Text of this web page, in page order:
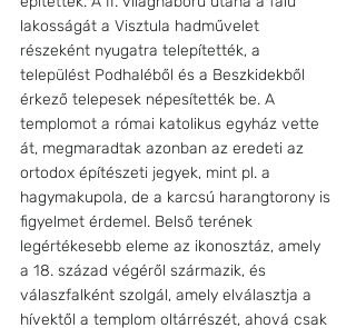
lakosságát a Visztula hadművelet
részeként nyugatra telepítették, a
települést Podhaléből és a Beszkidekből
érkező telepesek népesítették be. A
templomot a római katolikus egyház vette
át, megmaradtak azonban az eredeti az
ortodox építészeti jegyek, mint pl. a
hagymakupola, de a karcsú harangtorony is
figyelmet érdemel. Belső terének
legértékesebb eleme az ikonosztáz, amely
a 18. század végéről származik, és
válaszfalként szolgál, amely elválasztja a
hívektől a templom oltárrészét, ahová csak